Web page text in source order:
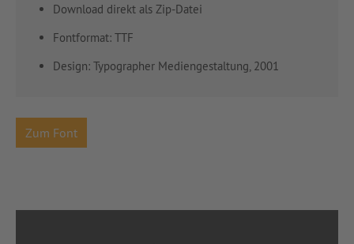
Download direkt als Zip-Datei
Fontformat: TTF
Design: Typographer Mediengestaltung, 2001
Zum Font